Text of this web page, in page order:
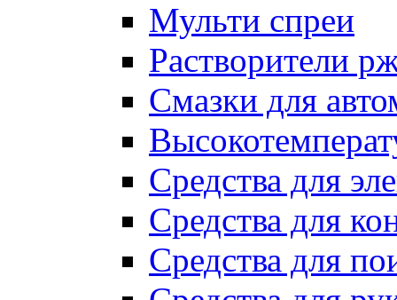
Мульти спреи
Растворители
Смазки для
Средства для
Средства для
Средства для